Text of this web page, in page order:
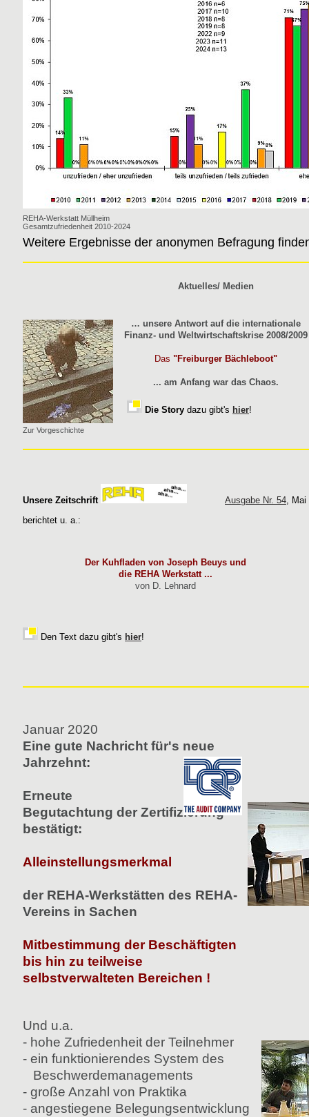
REHA-Werkstatt Müllheim
Gesamtzufriedenheit 2010-2024
Weitere Ergebnisse der anonymen Befragung
Aktuelles/ Medien
… unsere Antwort auf die internationale
Finanz- und Weltwirtschaftskrise 2008/2009
Das "Freiburger Bächleboot"
... am Anfang war das Chaos.
Die Story dazu gibt's hier!
Zur Vorgeschichte
Unsere Zeitschrift Ausgabe Nr. 54 ,
berichtet u. a.:
Der Kuhfladen von Joseph Beuys und
die REHA Werkstatt ...
von D. Lehnard
Den Text dazu gibt's hier!
Januar 2020
Eine gute Nachricht für's neue
Jahrzehnt:
Erneute
Begutachtung der Zertifizierung
bestätigt:
Alleinstellungsmerkmal
der REHA-Werkstätten des REHA-
Vereins in Sachen
Mitbestimmung der Beschäftigten
bis hin zu teilweise
selbstverwalteten Bereichen !
Und u.a.
- hohe Zufriedenheit der Teilnehmer
- ein funktionierendes System des
Beschwerdemanagements
- große Anzahl von Praktika
- angestiegene Belegungsentwicklung